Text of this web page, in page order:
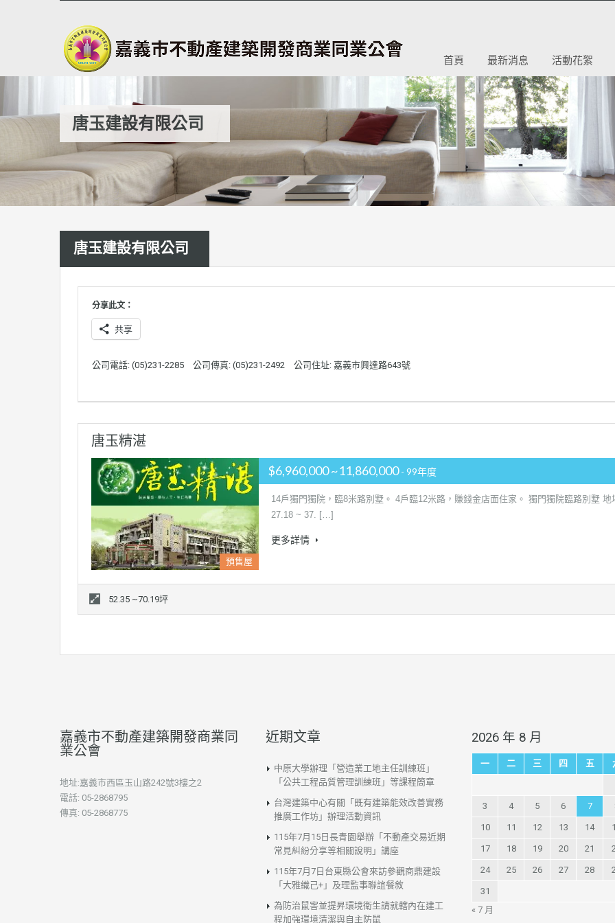
首頁 最新消息 活動花絮
唐玉建設有限公司
唐玉建設有限公司
分享此文：
共享
公司電話: (05)231-2285 公司傳真: (05)231-2492 公司住址: 嘉義市興達路643號
唐玉精湛
預售屋
$6,960,000 ~11,860,000- 99年度
14戶獨門獨院，臨8米路別墅。 4戶臨12米路，賺錢金店面住家。 獨門獨院臨路別墅 地
27.18 ~ 37. […]
更多詳情
52.35 ~70.19坪
嘉義市不動產建築開發商業同
業公會
地址:嘉義市西區玉山路242號3樓之2
電話: 05-2868795
傳真: 05-2868775
近期文章
中原大學辦理「營造業工地主任訓練班」
「公共工程品質管理訓練班」等課程簡章
台灣建築中心有關「既有建築能效改善實務
推廣工作坊」辦理活動資訊
115年7月15日長青園舉辦「不動產交易近期
常見糾紛分享等相關說明」講座
115年7月7日台東縣公會來訪參觀商鼎建設
「大雅織己+」及理監事聯誼餐敘
為防治鼠害並提昇環境衛生請就轄內在建工
程加強環境清潔與自主防鼠
2026 年 8 月
一 二 三 四 五
3 4 5 6 7
10 11 12 13 14
17 18 19 20 21
24 25 26 27 28
31
« 7 月